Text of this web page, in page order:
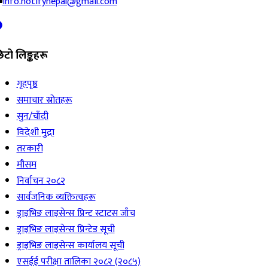
लिङ्कहरू
गृहपृष्ठ
समाचार स्रोतहरू
सुन/चाँदी
विदेशी मुद्रा
तरकारी
मौसम
निर्वाचन २०८२
सार्वजनिक व्यक्तित्वहरू
ड्राइभिङ लाइसेन्स प्रिन्ट स्टाटस जाँच
ड्राइभिङ लाइसेन्स प्रिन्टेड सूची
ड्राइभिङ लाइसेन्स कार्यालय सूची
एसईई परीक्षा तालिका २०८२ (२०८५)